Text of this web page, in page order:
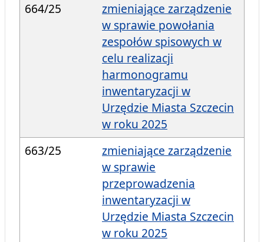
664/25
zmieniające zarządzenie
w sprawie powołania
zespołów spisowych w
celu realizacji
harmonogramu
inwentaryzacji w
Urzędzie Miasta Szczecin
w roku 2025
663/25
zmieniające zarządzenie
w sprawie
przeprowadzenia
inwentaryzacji w
Urzędzie Miasta Szczecin
w roku 2025